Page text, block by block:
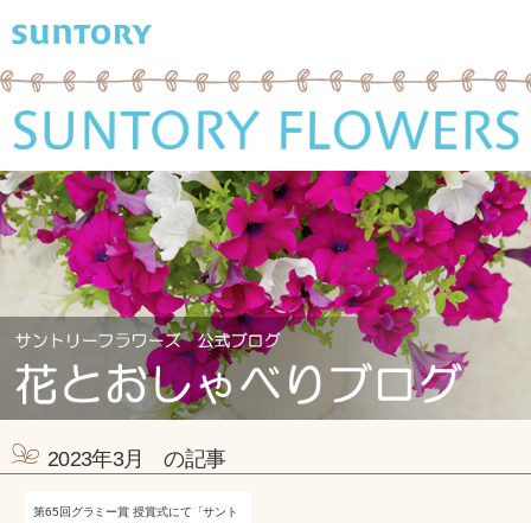
2023年3月 の記事
第65回グラミー賞 授賞式にて「サント